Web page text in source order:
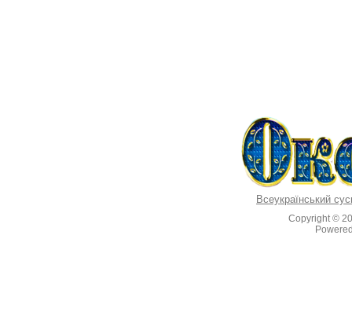
Всеукраїнський
Copyright ©